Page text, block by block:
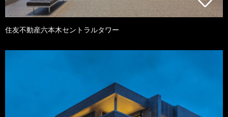
住友不動産六本木セントラルタワー